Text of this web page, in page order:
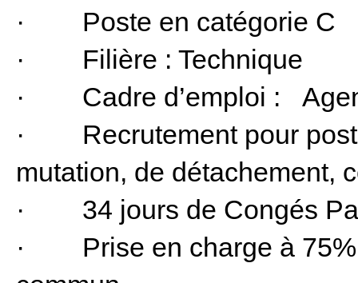
· Poste en catégorie C
· Filière : Technique
· Cadre d’emploi :
· Recrutement pour
mutation, de détachement,
· 34 jours de Congés
· Prise en charge à 75%